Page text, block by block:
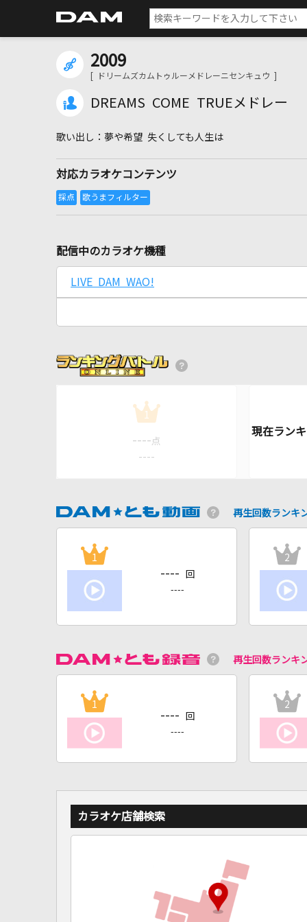
2009
[ ドリームズカムトゥルーメドレーニセンキュウ ]
DREAMS COME TRUEメドレー
夢や希望 失くしても人生は
対応カラオケコンテンツ
配信中のカラオケ機種
LIVE DAM WAO!
1
---- 点
----
再生回数ランキ
1
---- 回
----
2
再生回数ランキ
1
---- 回
----
2
カラオケ店舗検索